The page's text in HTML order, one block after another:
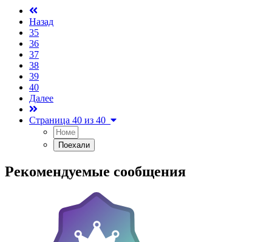
Назад
35
36
37
38
39
40
Далее
Страница 40 из 40
Рекомендуемые сообщения